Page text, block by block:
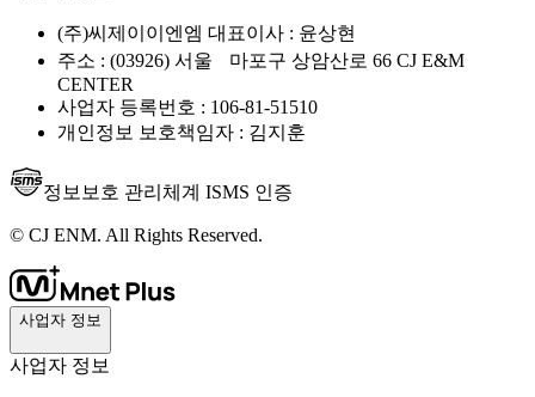
(주)씨제이이엔엠 대표이사 : 윤상현
주소 : (03926) 서울 마포구 상암산로 66 CJ E&M
CENTER
사업자 등록번호 : 106-81-51510
개인정보 보호책임자 : 김지훈
정보보호 관리체계 ISMS 인증
© CJ ENM. All Rights Reserved.
사업자 정보
사업자 정보